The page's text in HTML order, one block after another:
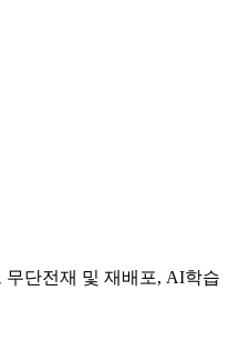
단전재 및 재배포, AI학습